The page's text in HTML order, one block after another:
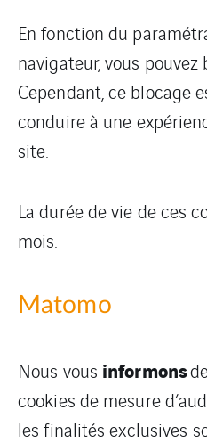
En fonction du
navigateur, vous
Cependant, ce blocage
conduire à une
site.
La durée de vie de ces
mois.
Matomo
Nous vous informons
cookies de mesure
les finalités exclusives